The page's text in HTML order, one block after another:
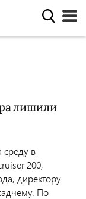
лишили
среду в
200,
директору
По